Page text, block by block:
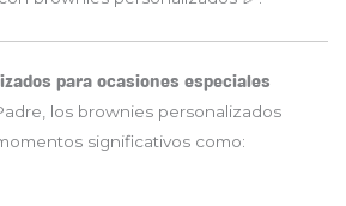
para ocasiones especiales
los brownies personalizados
significativos como: